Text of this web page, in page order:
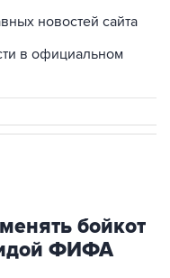
новостей сайта
в официальном
бойкот
ФИФА